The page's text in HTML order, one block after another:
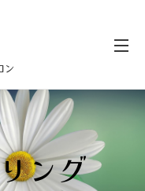
ン
ング